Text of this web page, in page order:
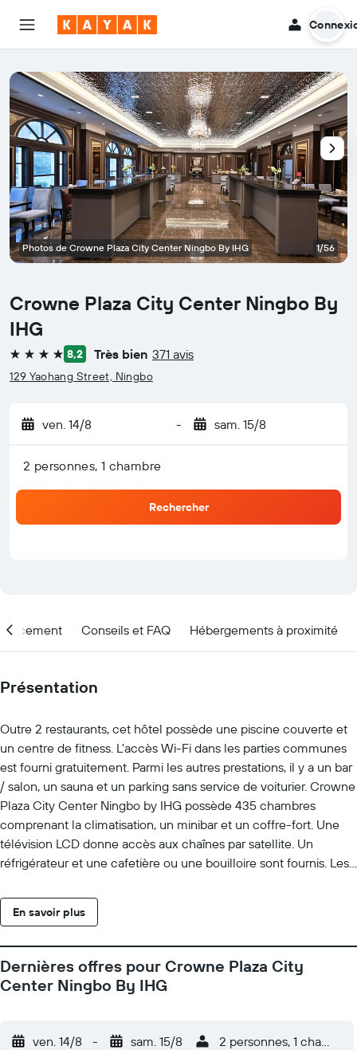
Crowne Plaza City Center Ningbo By
IHG
4 étoiles 8,2 Très bien 371 avis
129 Yaohang Street, Ningbo
ven. 14/8 - sam. 15/8
2 personnes, 1 chambre
Rechercher
Photos de Crowne Plaza City Center Ningbo By IHG 1/56
Conseils et FAQ Hébergements à proximité
Présentation
Outre 2 restaurants, cet hôtel possède une piscine couverte et
un centre de fitness. L'accès Wi-Fi dans les parties communes
est fourni gratuitement. Parmi les autres prestations, il y a un bar
/ salon, un sauna et un parking sans service de voiturier. Crowne
Plaza City Center Ningbo by IHG possède 435 chambres
comprenant la climatisation, un minibar et un coffre-fort. Une
télévision LCD donne accès aux chaînes par satellite. Un
réfrigérateur et une cafetière ou une bouilloire sont fournis. Les
peignoirs, des chaussons et un sèche-cheveux. Cet hôtel de
Ningbo offre l'accès gratuit à Internet par Wi-Fi. Les voyageurs
téléphone à disposition dans les chambres. Un service de
préparation de lit en soirée est fourni, et un service de ménage
est proposé tous les jours. Les infrastructures de loisir dans cet
fitness.
En savoir plus
Dernières offres pour Crowne Plaza City
Center Ningbo By IHG
ven. 14/8 - sam. 15/8 2 personnes, 1 chambre